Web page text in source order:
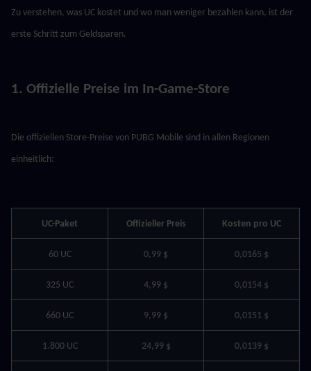
Zu verstehen, was UC kostet und wo man weniger bezahlen kann, ist der
erste Schritt zum Geldsparen.
1. Offizielle Preise im In-Game-Store
Die offiziellen Store-Preise von PUBG Mobile sind in allen Regionen
einheitlich:
UC-Paket Offizieller Preis Kosten pro UC
60 UC 0,99 $ 0,0165 $
325 UC 4,99 $ 0,0154 $
660 UC 9,99 $ 0,0151 $
1.800 UC 24,99 $ 0,0139 $